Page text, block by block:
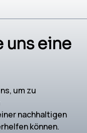
uns eine
um zu
nachhaltigen
können.